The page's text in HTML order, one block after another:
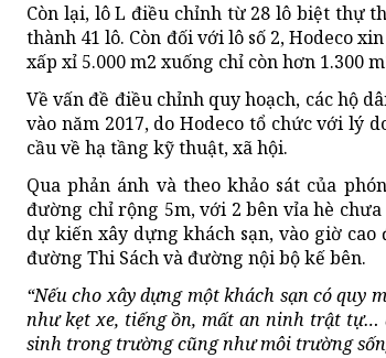
Còn lại, lô L điều chỉnh từ 28 lô biệt thự
thành 41 lô. Còn đối với lô số 2, Hodeco
xấp xỉ 5.000 m2 xuống chỉ còn hơn 1.300
Về vấn đề điều chỉnh quy hoạch, các hộ
vào năm 2017, do Hodeco tổ chức với lý
cầu về hạ tầng kỹ thuật, xã hội.
Qua phản ánh và theo khảo sát của
đường chỉ rộng 5m, với 2 bên vỉa hè
dự kiến xây dựng khách sạn, vào giờ
đường Thi Sách và đường nội bộ kế bên.
“Nếu cho xây dựng một khách sạn có quy
như kẹt xe, tiếng ồn, mất an ninh trật tự…
sinh trong trường cũng như môi trường